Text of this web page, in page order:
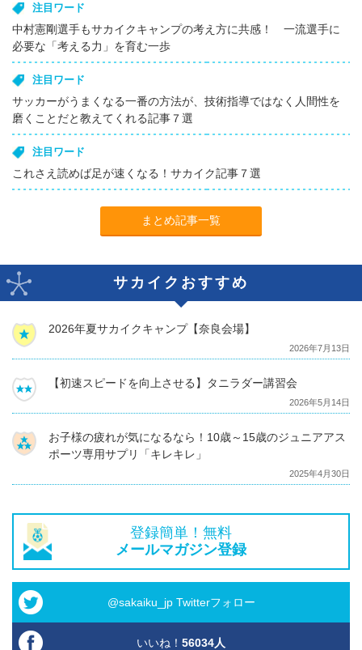
注目ワード
中村憲剛選手もサカイクキャンプの考え方に共感！ 一流選手に
必要な「考える力」を育む一歩
注目ワード
サッカーがうまくなる一番の方法が、技術指導ではなく人間性を
磨くことだと教えてくれる記事７選
注目ワード
これさえ読めば足が速くなる！サカイク記事７選
まとめ記事一覧
サカイクおすすめ
2026年夏サカイクキャンプ【奈良会場】
2026年7月13日
【初速スピードを向上させる】タニラダー講習会
2026年5月14日
お子様の疲れが気になるなら！10歳～15歳のジュニアアス
ポーツ専用サプリ「キレキレ」
2025年4月30日
登録簡単！無料
メールマガジン登録
@sakaiku_jp Twitterフォロー
いいね！ 56034人